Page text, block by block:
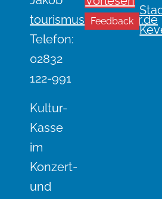
n
a
v
i
g
a
t
i
o
tourismus@kevelaer.de
Telefon:
02832
122-991
Kultur-
Kasse
im
Konzert-
und
Feedback